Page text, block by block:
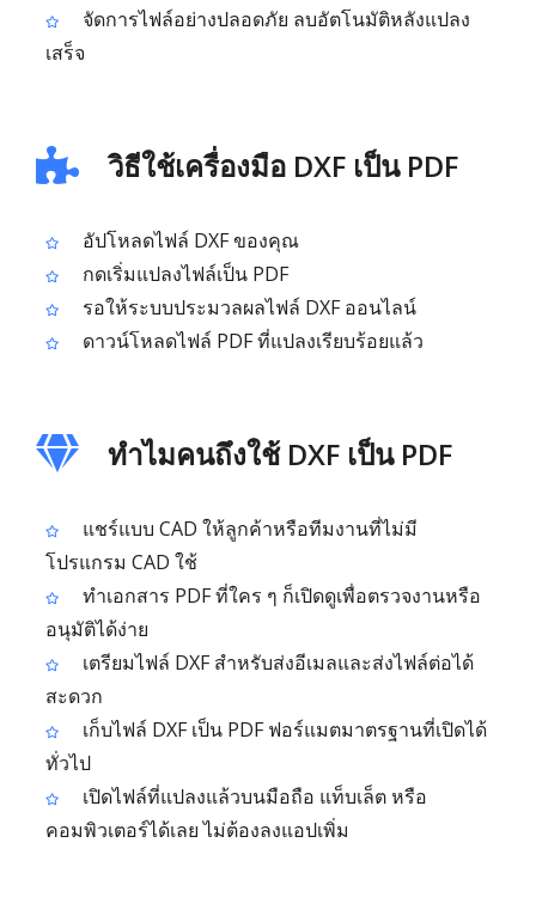
จัดการไฟล์อย่างปลอดภัย ลบอัตโนมัติหลังแปลง
เสร็จ
วิธีใช้เครื่องมือ DXF เป็น PDF
อัปโหลดไฟล์ DXF ของคุณ
กดเริ่มแปลงไฟล์เป็น PDF
รอให้ระบบประมวลผลไฟล์ DXF ออนไลน์
ดาวน์โหลดไฟล์ PDF ที่แปลงเรียบร้อยแล้ว
ทำไมคนถึงใช้ DXF เป็น PDF
แชร์แบบ CAD ให้ลูกค้าหรือทีมงานที่ไม่มี
โปรแกรม CAD ใช้
ทำเอกสาร PDF ที่ใคร ๆ ก็เปิดดูเพื่อตรวจงานหรือ
อนุมัติได้ง่าย
เตรียมไฟล์ DXF สำหรับส่งอีเมลและส่งไฟล์ต่อได้
สะดวก
เก็บไฟล์ DXF เป็น PDF ฟอร์แมตมาตรฐานที่เปิดได้
ทั่วไป
เปิดไฟล์ที่แปลงแล้วบนมือถือ แท็บเล็ต หรือ
คอมพิวเตอร์ได้เลย ไม่ต้องลงแอปเพิ่ม